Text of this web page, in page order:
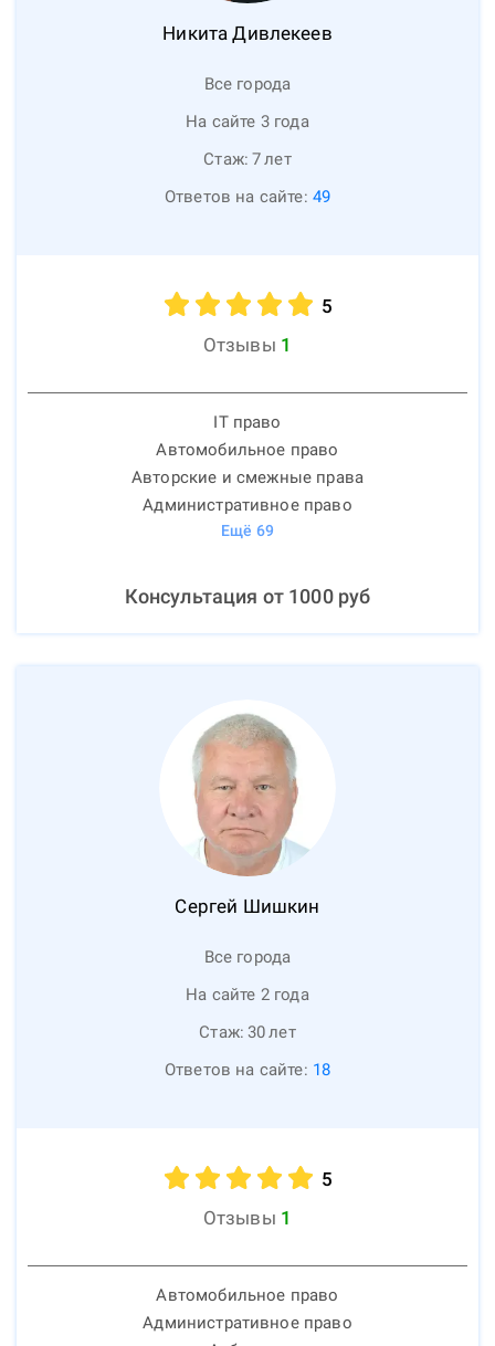
Никита Дивлекеев
Все города
На сайте 3 года
Стаж: 7лет
Ответов на сайте: 49
5
Отзывы 1
IT право
Автомобильное право
Авторские и смежные права
Административное право
Ещё 69
Консультация от 1000руб
Сергей Шишкин
Все города
На сайте 2 года
Стаж: 30лет
Ответов на сайте: 18
5
Отзывы 1
Автомобильное право
Административное право